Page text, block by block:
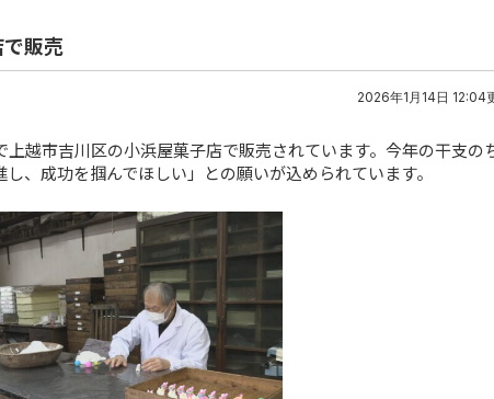
販売
2026年1月14日 12:04
越市吉川区の小浜屋菓子店で販売されています。今年の干支の
、成功を掴んでほしい」との願いが込められています。